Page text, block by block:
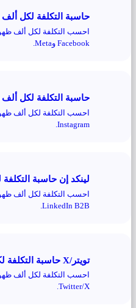
حاسبة التكلفة لكل
احسب التكلفة لكل ألف
Facebook وMeta.
حاسبة التكلفة لكل
احسب التكلفة لكل ألف
Instagram.
لينكد إن حاسبة
احسب التكلفة لكل ألف
LinkedIn B2B.
تويتر/X حاسبة التكلفة لكل ألف ظهور
احسب التكلفة لكل ألف
Twitter/X.